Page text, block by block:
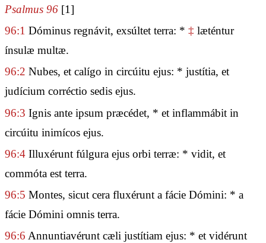
Psalmus 96 [1]
96:1 Dóminus regnávit, exsúltet terra: * ‡ læténtur
ínsulæ multæ.
96:2 Nubes, et calígo in circúitu ejus: * justítia, et
judícium corréctio sedis ejus.
96:3 Ignis ante ipsum præcédet, * et inflammábit in
circúitu inimícos ejus.
96:4 Illuxérunt fúlgura ejus orbi terræ: * vidit, et
commóta est terra.
96:5 Montes, sicut cera fluxérunt a fácie Dómini: * a
fácie Dómini omnis terra.
96:6 Annuntiavérunt cæli justítiam ejus: * et vidérunt